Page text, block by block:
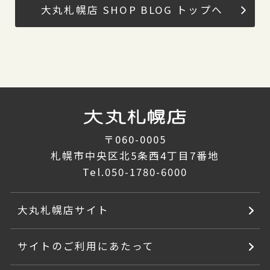
大丸札幌店 SHOP BLOG トップへ
〒060-0005
札幌市中央区北5条西4丁目7番地
Tel.050-1780-6000
大丸札幌店サイト
サイトのご利用にあたって